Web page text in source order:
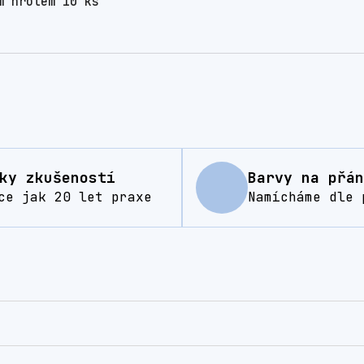
zkušeností
jak 20 let praxe
Barvy na
Namícháme